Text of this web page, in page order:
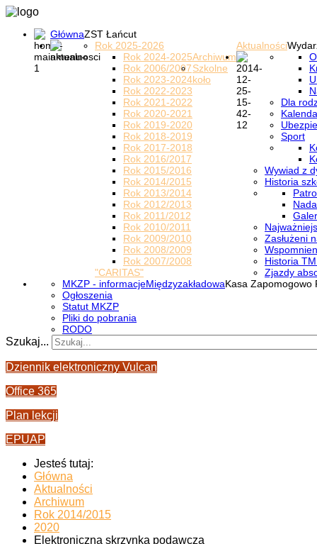
GłównaZST Łańcut
Aktualności
Rok 2025-2026
Archiwum
Rok 2024-2025
Rok 2006/2007
Rok 2023-2024
Rok 2022-2023
Rok 2021-2022
Rok 2020-2021
Rok 2019-2020
Rok 2018-2019
Rok 2017-2018
Rok 2016/2017
Rok 2015/2016
Rok 2014/2015
Rok 2013/2014
Rok 2012/2013
Rok 2011/2012
Rok 2010/2011
Rok 2009/2010
Rok 2008/2009
Rok 2007/2008
Szkolne
koło
"CARITAS"
Dla
Sport
Wywiad z
Historia
Zasłużeni
Historia
Zjazdy
MiędzyzakładowaKasa Zapomogowo
MKZP - informacje
Ogłoszenia
Statut MKZP
Pliki do pobrania
RODO
Szukaj...
Dziennik elektroniczny Vulcan
Office 365
Plan lekcji
EPUAP
Jesteś tutaj:
Główna
Aktualności
Archiwum
Rok 2014/2015
2020
Elektroniczna skrzynka podawcza